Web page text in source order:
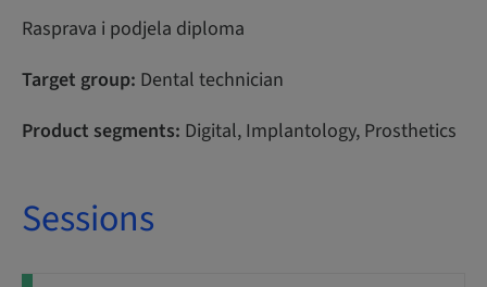
Rasprava i podjela diploma
Target group: Dental technician
Product segments: Digital, Implantology, Prosthetics
Sessions